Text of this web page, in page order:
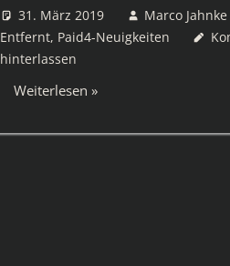
31. März 2019
Marco
Entfernt, Paid4-Neuigkeiten
hinterlassen
Weiterlesen